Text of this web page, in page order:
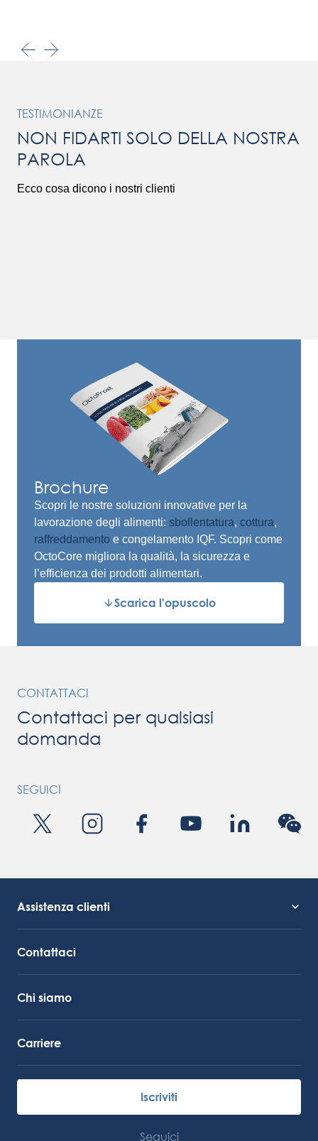
TESTIMONIANZE
NON FIDARTI SOLO DELLA NOSTRA
PAROLA
Ecco cosa dicono i nostri clienti
Brochure
Scopri le nostre soluzioni innovative per la
lavorazione degli alimenti: sbollentatura, cottura,
raffreddamento e congelamento IQF. Scopri come
OctoCore migliora la qualità, la sicurezza e
l’efficienza dei prodotti alimentari.
Scarica l'opuscolo
CONTATTACI
Contattaci per qualsiasi
domanda
SEGUICI
Assistenza clienti
Contattaci
Chi siamo
Carriere
Iscriviti
Seguici